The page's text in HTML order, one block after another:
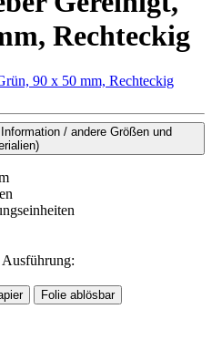
Rechteckig
/ andere Größen und
Folie ablösbar